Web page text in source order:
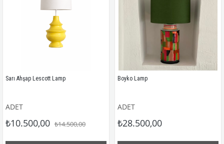
Sarı Ahşap Lescott Lamp
ADET
₺10.500,00 ₺14.500,00
Boyko Lamp
ADET
₺28.500,00